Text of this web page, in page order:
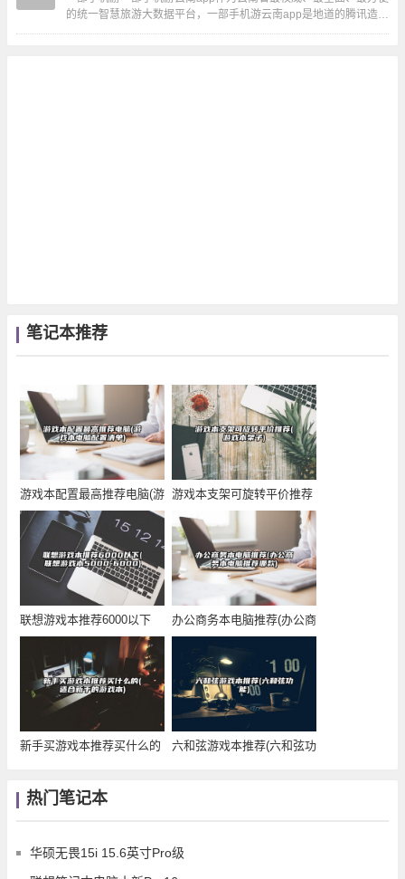
的统一智慧旅游大数据平台，一部手机游云南app是地道的腾讯造，
多项腾讯技术能力都内藏其中。一机游”...
笔记本推荐
游戏本配置最高推荐电脑(游
戏本电脑配置清
游戏本支架可旋转平价推荐
(游戏本架子)
联想游戏本推荐6000以下
(联想游戏本5
办公商务本电脑推荐(办公商
务本电脑推荐哪
新手买游戏本推荐买什么的
六和弦游戏本推荐(六和弦功
热门笔记本
华硕无畏15i 15.6英寸Pro级